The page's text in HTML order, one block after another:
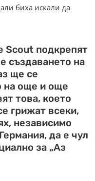
биха искали да
Scout подкрепят
създаването на
ще се
на още и още
това, което
грижат всеки,
независимо
да е чул
за „Аз